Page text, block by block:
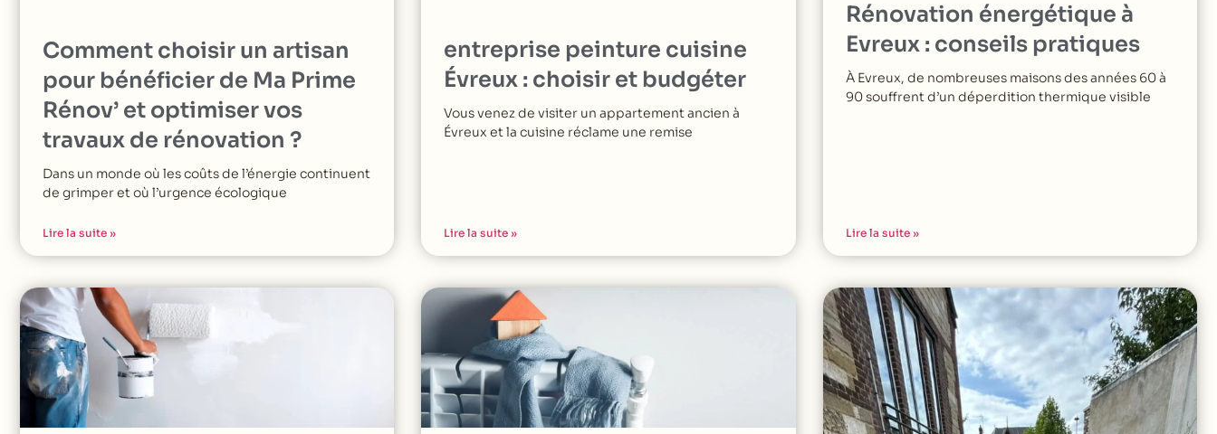
Comment choisir un artisan
pour bénéficier de Ma Prime
Rénov’ et optimiser vos
travaux de rénovation ?
Dans un monde où les coûts de l’énergie continuent
de grimper et où l’urgence écologique
Lire la suite »
entreprise peinture cuisine
Évreux : choisir et budgéter
Vous venez de visiter un appartement ancien à
Évreux et la cuisine réclame une remise
Lire la suite »
Rénovation énergétique à
Evreux : conseils pratiques
À Evreux, de nombreuses maisons des années 60 à
90 souffrent d’un déperdition thermique visible
Lire la suite »